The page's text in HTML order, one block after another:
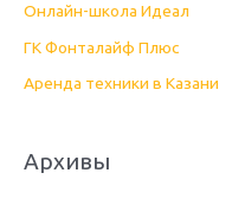
Онлайн-школа Идеал
ГК Фонталайф Плюс
Аренда техники в Казани
Архивы